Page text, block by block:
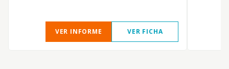
VER INFORME VER FICHA